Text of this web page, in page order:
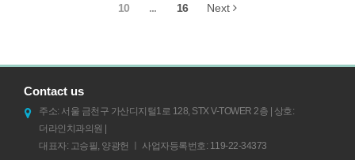
10 ... 16 Next
Contact us
주소: 서울 금천구 가산디지털1로 128, STX V-TOWER 2층 | 상호:
더라인치과의원 |
대표자: 고승필, 양광헌 ㅣ 사업자등록번호: 119-22-34373